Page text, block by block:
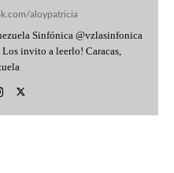
aloypatricia
Sinfónica @vzlasinfonica
invito a leerlo! Caracas,